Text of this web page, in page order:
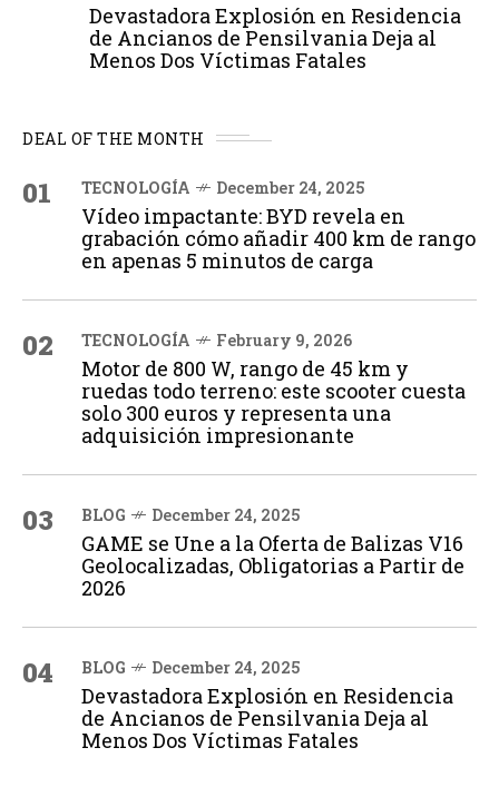
Devastadora Explosión en Residencia
de Ancianos de Pensilvania Deja al
Menos Dos Víctimas Fatales
DEAL OF THE MONTH
01 TECNOLOGÍA December 24, 2025
Vídeo impactante: BYD revela en
grabación cómo añadir 400 km de rango
en apenas 5 minutos de carga
02 TECNOLOGÍA February 9, 2026
Motor de 800 W, rango de 45 km y
ruedas todo terreno: este scooter cuesta
solo 300 euros y representa una
adquisición impresionante
03 BLOG December 24, 2025
GAME se Une a la Oferta de Balizas V16
Geolocalizadas, Obligatorias a Partir de
2026
04 BLOG December 24, 2025
Devastadora Explosión en Residencia
de Ancianos de Pensilvania Deja al
Menos Dos Víctimas Fatales